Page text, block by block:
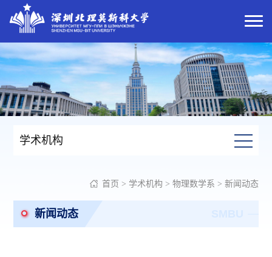
学术机构
首页 > 学术机构 > 物理数学系 > 新闻动态
新闻动态